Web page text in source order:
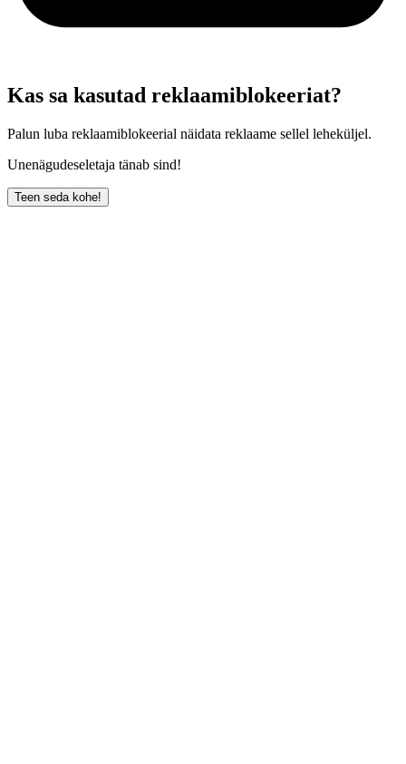
Kas sa kasutad reklaamiblokeeriat?
Palun luba reklaamiblokeerial näidata reklaame sellel leheküljel.
Unenägudeseletaja tänab sind!
Teen seda kohe!